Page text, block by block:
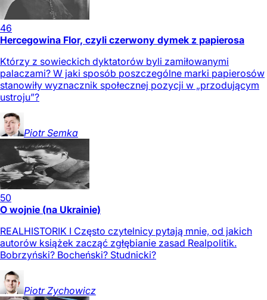
46
Hercegowina Flor, czyli czerwony dymek z papierosa
Którzy z sowieckich dyktatorów byli zamiłowanymi
palaczami? W jaki sposób poszczególne marki papierosów
stanowiły wyznacznik społecznej pozycji w „przodującym
ustroju”?
Piotr Semka
50
O wojnie (na Ukrainie)
REALHISTORIK I Często czytelnicy pytają mnie, od jakich
autorów książek zacząć zgłębianie zasad Realpolitik.
Bobrzyński? Bocheński? Studnicki?
Piotr Zychowicz